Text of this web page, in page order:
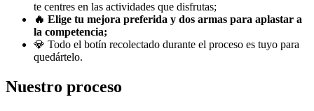
te centres en las actividades que disfrutas;
🔥 Elige tu mejora preferida y dos armas para aplastar a
la competencia;
💎 Todo el botín recolectado durante el proceso es tuyo para
quedártelo.
Nuestro proceso